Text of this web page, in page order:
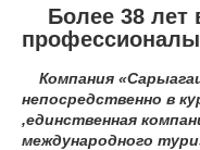
Более 38 лет
Компания
непосредственно в
,единственная
международного